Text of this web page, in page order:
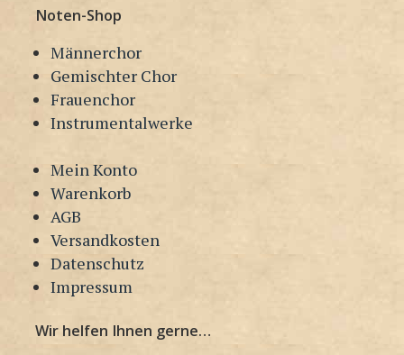
Inhalt
springen
Noten-Shop
Männerchor
Gemischter Chor
Frauenchor
Instrumentalwerke
Mein Konto
Warenkorb
AGB
Versandkosten
Datenschutz
Impressum
Wir helfen Ihnen gerne…